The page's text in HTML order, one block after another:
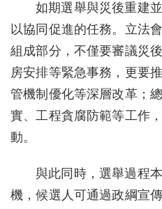
如期選舉與災後重建
以協同促進的任務。立法
組成部分，不僅要審議災
房安排等緊急事務，更要
管機制優化等深層改革；
實、工程貪腐防範等工作
動。
與此同時，選舉過程
機，候選人可通過政綱宣